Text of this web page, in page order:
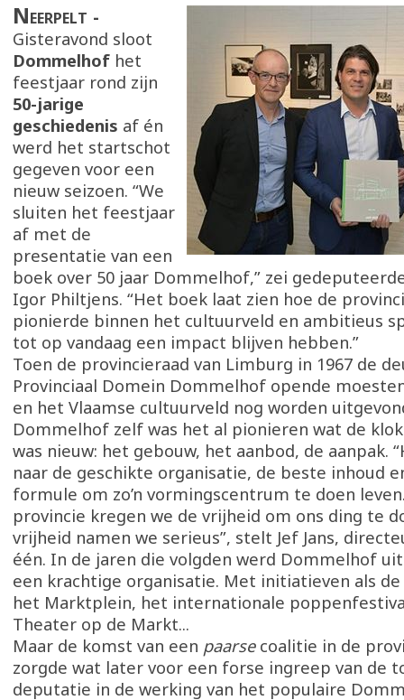
Neerpelt
Gisteravond sloot
Dommelhof het
feestjaar rond zijn
50-jarige
geschiedenis af én
werd het startschot
gegeven voor een
nieuw seizoen. “We
sluiten het feestjaar
af met de
presentatie van een
boek over 50 jaar Dommelhof,” zei
Igor Philtjens. “Het boek laat zien hoe de
pionierde binnen het cultuurveld en ambitieus
tot op vandaag een impact blijven hebben.”
Toen de provincieraad van Limburg in 1967 de
Provinciaal Domein Dommelhof opende
en het Vlaamse cultuurveld nog worden
Dommelhof zelf was het al pionieren wat de
was nieuw: het gebouw, het aanbod, de aanpak.
naar de geschikte organisatie, de beste inhoud
formule om zo’n vormingscentrum te doen
provincie kregen we de vrijheid om ons ding te
vrijheid namen we serieus”, stelt Jef Jans,
één. In de jaren die volgden werd Dommelhof
een krachtige organisatie. Met initiatieven als
het Marktplein, het internationale
Theater op de Markt...
Maar de komst van een paarse coalitie in de
zorgde wat later voor een forse ingreep van de
deputatie in de werking van het populaire